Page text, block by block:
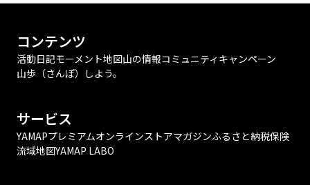
コンテンツ
活動日記モーメント地図山の情報コミュニティ キャンペーン
山歩（さんぽ）しよう。
サービス
YAMAPプレミアムオンラインストアマガジンふるさと納税保険
流域地図YAMAP LABO